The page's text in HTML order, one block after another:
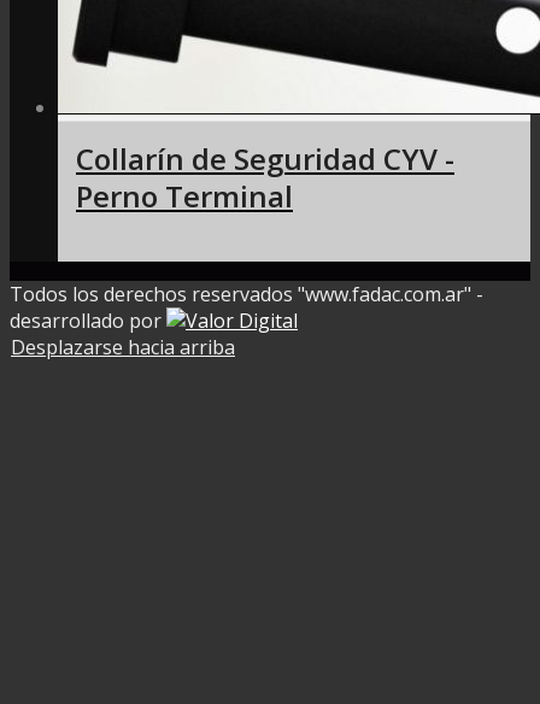
Collarín de Seguridad CYV -
Perno Terminal
Todos los derechos reservados "www.fadac.com.ar" -
desarrollado por
Desplazarse hacia arriba